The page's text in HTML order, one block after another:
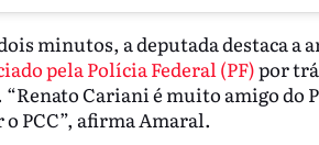
minutos, a deputada destaca a
pela Polícia Federal (PF)por
Cariani é muito amigo do
PCC”, afirma Amaral.